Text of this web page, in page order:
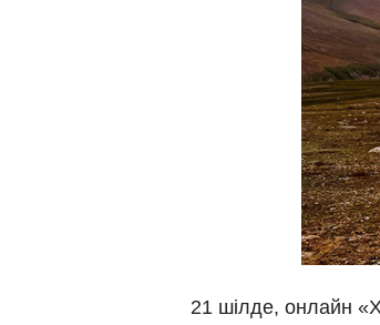
21 шілде, онлайн